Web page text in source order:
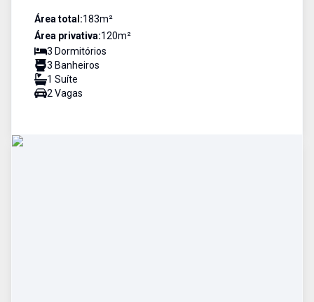
Área total:183m²
Área privativa:120m²
3 Dormitórios
3 Banheiros
1 Suíte
2 Vagas